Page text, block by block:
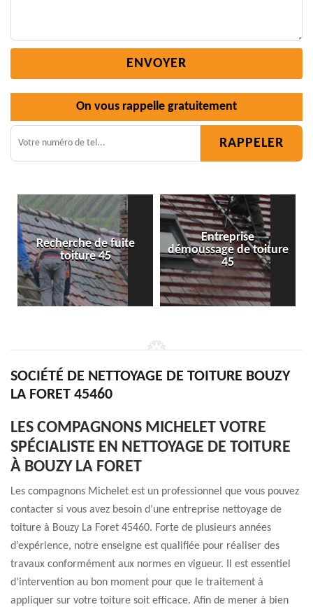
On vous rappelle gratuitement
fuite
Entreprise
démoussage de toiture
45
Isolation toiture
SOCIÉTÉ DE NETTOYAGE DE TOITURE BOUZY
LA FORET 45460
LES COMPAGNONS MICHELET VOTRE
SPÉCIALISTE EN NETTOYAGE DE TOITURE
À BOUZY LA FORET
Les compagnons Michelet est un professionnel que vous pouvez
contacter si vous avez besoin d’une entreprise nettoyage de
toiture à Bouzy La Foret 45460. Forte de plusieurs années
d’expérience, notre enseigne est qualifiée pour réaliser des
travaux conformément aux normes en vigueur. Il est essentiel
d’intervention au bon moment pour que le traitement à
appliquer sur votre toiture soit efficace. Afin de mener à bien